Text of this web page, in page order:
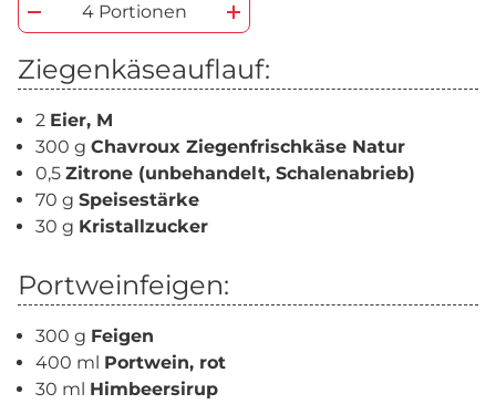
4 Portionen
Ziegenkäseauflauf:
2 Eier, M
300 g Chavroux Ziegenfrischkäse Natur
0,5 Zitrone (unbehandelt, Schalenabrieb)
70 g Speisestärke
30 g Kristallzucker
Portweinfeigen:
300 g Feigen
400 ml Portwein, rot
30 ml Himbeersirup